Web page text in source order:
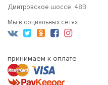
Дмитровское шоссе, 48В
Мы в социальных сетях:
принимаем к оплате